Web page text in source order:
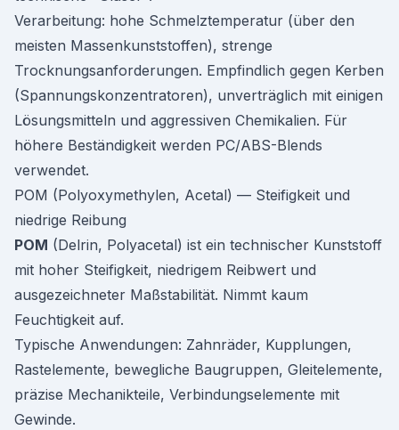
Verarbeitung: hohe Schmelztemperatur (über den
meisten Massenkunststoffen), strenge
Trocknungsanforderungen. Empfindlich gegen Kerben
(Spannungskonzentratoren), unverträglich mit einigen
Lösungsmitteln und aggressiven Chemikalien. Für
höhere Beständigkeit werden PC/ABS-Blends
verwendet.
POM (Polyoxymethylen, Acetal) — Steifigkeit und
niedrige Reibung
POM (Delrin, Polyacetal) ist ein technischer Kunststoff
mit hoher Steifigkeit, niedrigem Reibwert und
ausgezeichneter Maßstabilität. Nimmt kaum
Feuchtigkeit auf.
Typische Anwendungen: Zahnräder, Kupplungen,
Rastelemente, bewegliche Baugruppen, Gleitelemente,
präzise Mechanikteile, Verbindungselemente mit
Gewinde.